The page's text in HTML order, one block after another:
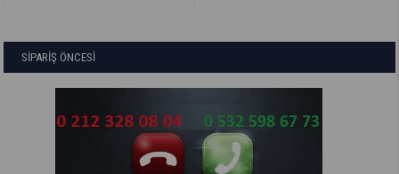
SİPARİŞ ÖNCESİ